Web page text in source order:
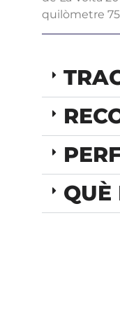
quilòmetre
QUÈ